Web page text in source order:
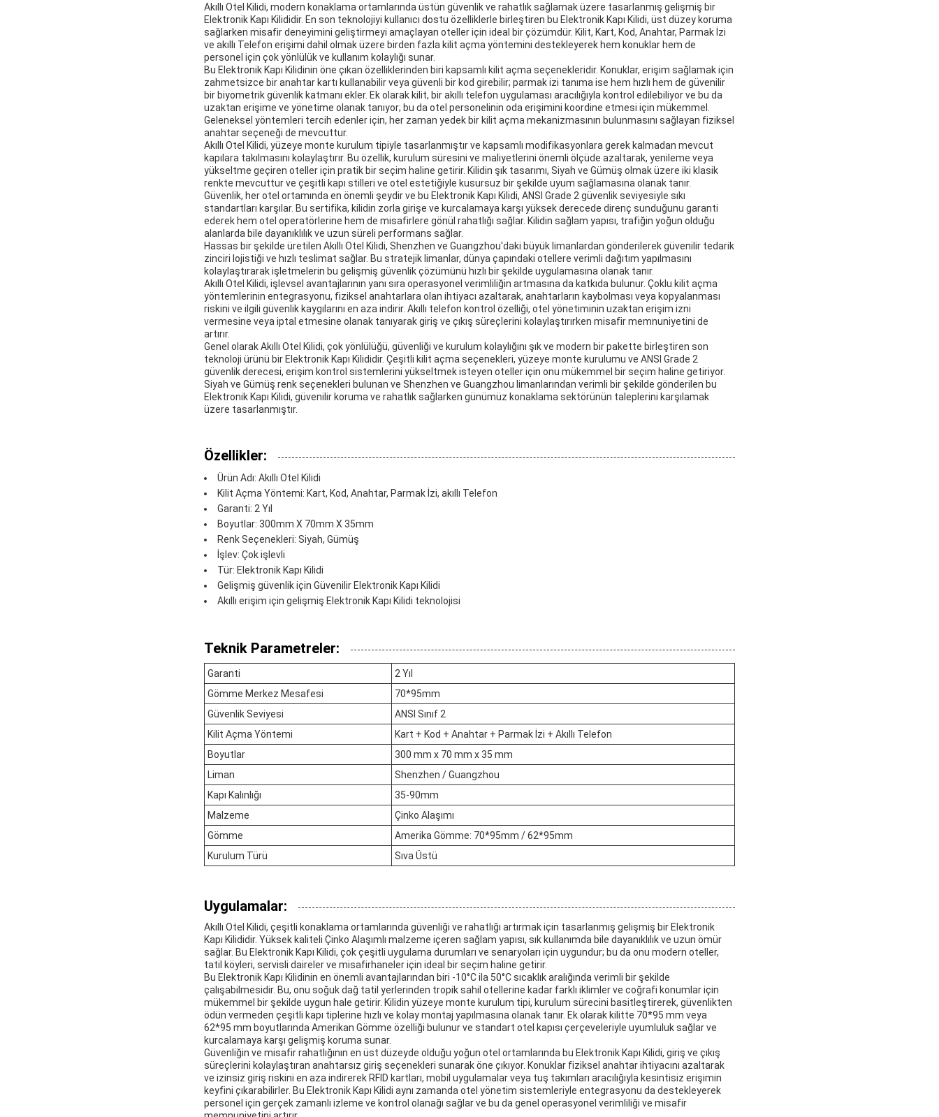
Akıllı Otel Kilidi, modern konaklama ortamlarında üstün güvenlik ve rahatlık sağlamak üzere tasarlanmış gelişmiş bir
Elektronik Kapı Kilididir. En son teknolojiyi kullanıcı dostu özelliklerle birleştiren bu Elektronik Kapı Kilidi, üst düzey koruma
sağlarken misafir deneyimini geliştirmeyi amaçlayan oteller için ideal bir çözümdür. Kilit, Kart, Kod, Anahtar, Parmak İzi
ve akıllı Telefon erişimi dahil olmak üzere birden fazla kilit açma yöntemini destekleyerek hem konuklar hem de
personel için çok yönlülük ve kullanım kolaylığı sunar.
Bu Elektronik Kapı Kilidinin öne çıkan özelliklerinden biri kapsamlı kilit açma seçenekleridir. Konuklar, erişim sağlamak için
zahmetsizce bir anahtar kartı kullanabilir veya güvenli bir kod girebilir; parmak izi tanıma ise hem hızlı hem de güvenilir
bir biyometrik güvenlik katmanı ekler. Ek olarak kilit, bir akıllı telefon uygulaması aracılığıyla kontrol edilebiliyor ve bu da
uzaktan erişime ve yönetime olanak tanıyor; bu da otel personelinin oda erişimini koordine etmesi için mükemmel.
Geleneksel yöntemleri tercih edenler için, her zaman yedek bir kilit açma mekanizmasının bulunmasını sağlayan fiziksel
anahtar seçeneği de mevcuttur.
Akıllı Otel Kilidi, yüzeye monte kurulum tipiyle tasarlanmıştır ve kapsamlı modifikasyonlara gerek kalmadan mevcut
kapılara takılmasını kolaylaştırır. Bu özellik, kurulum süresini ve maliyetlerini önemli ölçüde azaltarak, yenileme veya
yükseltme geçiren oteller için pratik bir seçim haline getirir. Kilidin şık tasarımı, Siyah ve Gümüş olmak üzere iki klasik
renkte mevcuttur ve çeşitli kapı stilleri ve otel estetiğiyle kusursuz bir şekilde uyum sağlamasına olanak tanır.
Güvenlik, her otel ortamında en önemli şeydir ve bu Elektronik Kapı Kilidi, ANSI Grade 2 güvenlik seviyesiyle sıkı
standartları karşılar. Bu sertifika, kilidin zorla girişe ve kurcalamaya karşı yüksek derecede direnç sunduğunu garanti
ederek hem otel operatörlerine hem de misafirlere gönül rahatlığı sağlar. Kilidin sağlam yapısı, trafiğin yoğun olduğu
alanlarda bile dayanıklılık ve uzun süreli performans sağlar.
Hassas bir şekilde üretilen Akıllı Otel Kilidi, Shenzhen ve Guangzhou'daki büyük limanlardan gönderilerek güvenilir tedarik
zinciri lojistiği ve hızlı teslimat sağlar. Bu stratejik limanlar, dünya çapındaki otellere verimli dağıtım yapılmasını
kolaylaştırarak işletmelerin bu gelişmiş güvenlik çözümünü hızlı bir şekilde uygulamasına olanak tanır.
Akıllı Otel Kilidi, işlevsel avantajlarının yanı sıra operasyonel verimliliğin artmasına da katkıda bulunur. Çoklu kilit açma
yöntemlerinin entegrasyonu, fiziksel anahtarlara olan ihtiyacı azaltarak, anahtarların kaybolması veya kopyalanması
riskini ve ilgili güvenlik kaygılarını en aza indirir. Akıllı telefon kontrol özelliği, otel yönetiminin uzaktan erişim izni
vermesine veya iptal etmesine olanak tanıyarak giriş ve çıkış süreçlerini kolaylaştırırken misafir memnuniyetini de
artırır.
Genel olarak Akıllı Otel Kilidi, çok yönlülüğü, güvenliği ve kurulum kolaylığını şık ve modern bir pakette birleştiren son
teknoloji ürünü bir Elektronik Kapı Kilididir. Çeşitli kilit açma seçenekleri, yüzeye monte kurulumu ve ANSI Grade 2
güvenlik derecesi, erişim kontrol sistemlerini yükseltmek isteyen oteller için onu mükemmel bir seçim haline getiriyor.
Siyah ve Gümüş renk seçenekleri bulunan ve Shenzhen ve Guangzhou limanlarından verimli bir şekilde gönderilen bu
Elektronik Kapı Kilidi, güvenilir koruma ve rahatlık sağlarken günümüz konaklama sektörünün taleplerini karşılamak
üzere tasarlanmıştır.
Özellikler:
Ürün Adı: Akıllı Otel Kilidi
Kilit Açma Yöntemi: Kart, Kod, Anahtar, Parmak İzi, akıllı Telefon
Garanti: 2 Yıl
Boyutlar: 300mm X 70mm X 35mm
Renk Seçenekleri: Siyah, Gümüş
İşlev: Çok işlevli
Tür: Elektronik Kapı Kilidi
Gelişmiş güvenlik için Güvenilir Elektronik Kapı Kilidi
Akıllı erişim için gelişmiş Elektronik Kapı Kilidi teknolojisi
Teknik Parametreler:
Garanti
2 Yıl
Gömme Merkez Mesafesi
70*95mm
Güvenlik Seviyesi
ANSI Sınıf 2
Kilit Açma Yöntemi
Kart + Kod + Anahtar + Parmak İzi + Akıllı Telefon
Boyutlar
300 mm x 70 mm x 35 mm
Liman
Shenzhen / Guangzhou
Kapı Kalınlığı
35-90mm
Malzeme
Çinko Alaşımı
Gömme
Amerika Gömme: 70*95mm / 62*95mm
Kurulum Türü
Sıva Üstü
Uygulamalar:
Akıllı Otel Kilidi, çeşitli konaklama ortamlarında güvenliği ve rahatlığı artırmak için tasarlanmış gelişmiş bir Elektronik
Kapı Kilididir. Yüksek kaliteli Çinko Alaşımlı malzeme içeren sağlam yapısı, sık kullanımda bile dayanıklılık ve uzun ömür
sağlar. Bu Elektronik Kapı Kilidi, çok çeşitli uygulama durumları ve senaryoları için uygundur; bu da onu modern oteller,
tatil köyleri, servisli daireler ve misafirhaneler için ideal bir seçim haline getirir.
Bu Elektronik Kapı Kilidinin en önemli avantajlarından biri -10°C ila 50°C sıcaklık aralığında verimli bir şekilde
çalışabilmesidir. Bu, onu soğuk dağ tatil yerlerinden tropik sahil otellerine kadar farklı iklimler ve coğrafi konumlar için
mükemmel bir şekilde uygun hale getirir. Kilidin yüzeye monte kurulum tipi, kurulum sürecini basitleştirerek, güvenlikten
ödün vermeden çeşitli kapı tiplerine hızlı ve kolay montaj yapılmasına olanak tanır. Ek olarak kilitte 70*95 mm veya
62*95 mm boyutlarında Amerikan Gömme özelliği bulunur ve standart otel kapısı çerçeveleriyle uyumluluk sağlar ve
kurcalamaya karşı gelişmiş koruma sunar.
Güvenliğin ve misafir rahatlığının en üst düzeyde olduğu yoğun otel ortamlarında bu Elektronik Kapı Kilidi, giriş ve çıkış
süreçlerini kolaylaştıran anahtarsız giriş seçenekleri sunarak öne çıkıyor. Konuklar fiziksel anahtar ihtiyacını azaltarak
ve izinsiz giriş riskini en aza indirerek RFID kartları, mobil uygulamalar veya tuş takımları aracılığıyla kesintisiz erişimin
keyfini çıkarabilirler. Bu Elektronik Kapı Kilidi aynı zamanda otel yönetim sistemleriyle entegrasyonu da destekleyerek
personel için gerçek zamanlı izleme ve kontrol olanağı sağlar ve bu da genel operasyonel verimliliği ve misafir